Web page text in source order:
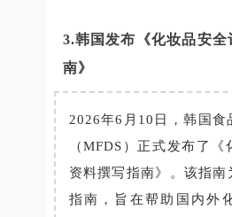
3.韩国发布《化妆品安全
南》
2026年6月10日，韩国食
（MFDS）正式发布了
资料撰写指南》。该指南
指南，旨在帮助国内外